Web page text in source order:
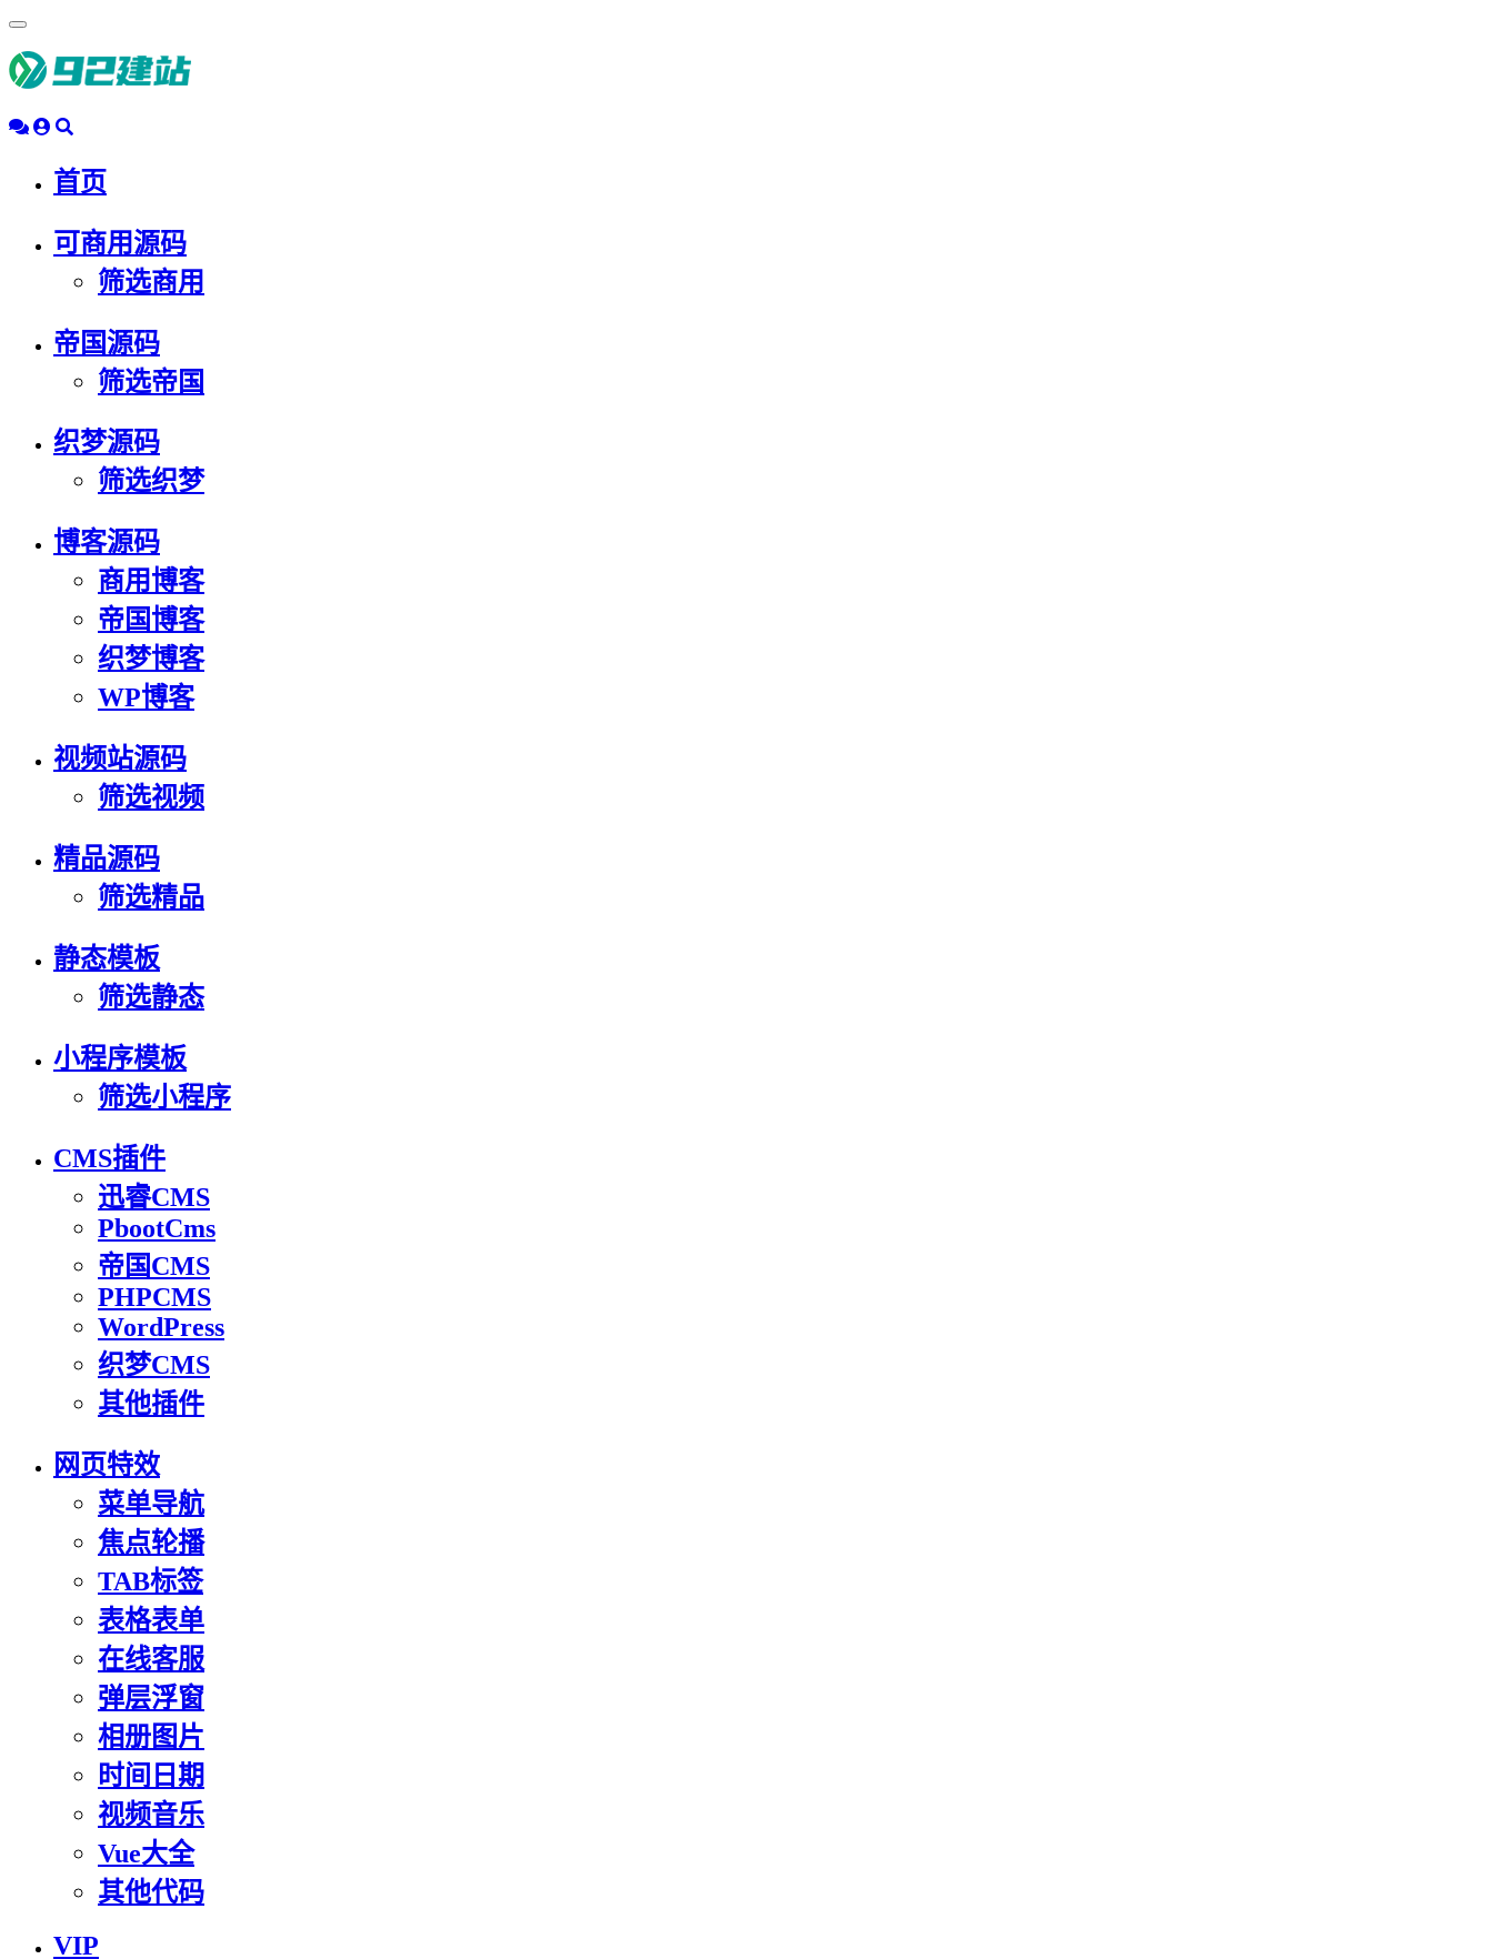
动
导
首页
可商用源码
筛选商用
帝国源码
筛选帝国
织梦源码
筛选织梦
博客源码
商用博客
帝国博客
织梦博客
WP博客
视频站源码
筛选视频
精品源码
筛选精品
静态模板
筛选静态
小程序模板
筛选小程序
CMS插件
迅睿CMS
PbootCms
帝国CMS
PHPCMS
WordPress
织梦CMS
其他插件
网页特效
菜单导航
焦点轮播
TAB标签
表格表单
在线客服
弹层浮窗
相册图片
时间日期
视频音乐
Vue大全
其他代码
VIP